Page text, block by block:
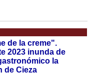
de la creme".
2023 inunda de
la
de Cieza